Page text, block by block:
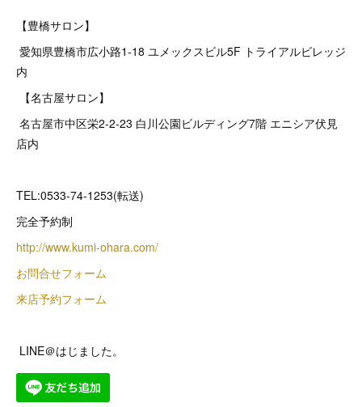
【豊橋サロン】
愛知県豊橋市広小路1-18 ユメックスビル5F トライアルビレッジ
内
【名古屋サロン】
名古屋市中区栄2‐2‐23 白川公園ビルディング7階 エニシア伏見
店内
TEL:0533-74-1253(転送)
完全予約制
http://www.kumi-ohara.com/
お問合せフォーム
来店予約フォーム
LINE＠はじました。